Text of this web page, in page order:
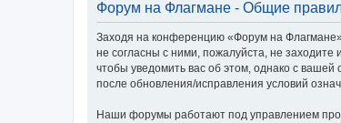
Форум на Флагмане - Общие
Заходя на конференцию «Форум на
не согласны с ними, пожалуйста, не
чтобы уведомить вас об этом, однако с
после обновления/исправления условий
Наши форумы работают под управлением